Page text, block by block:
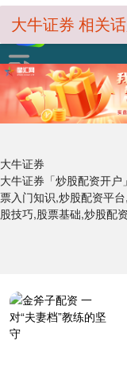
大牛证券
大牛证券「炒股配资开
票入门知识,炒股配资平
股技巧,股票基础,炒股配
大牛证券 相关